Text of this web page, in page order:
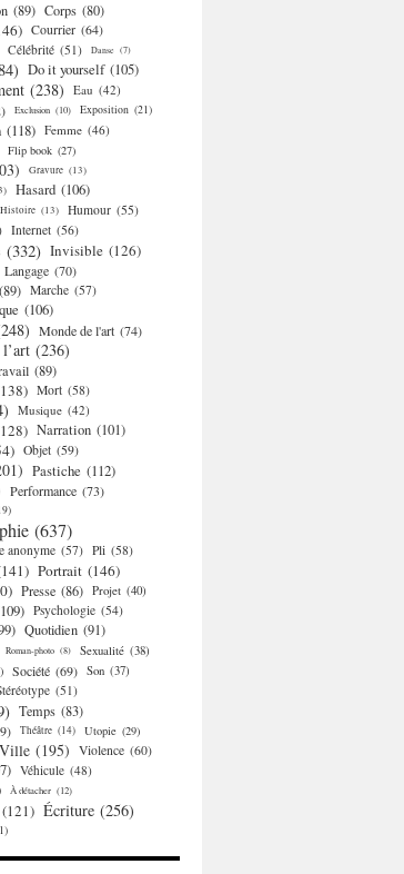
(89) Corps (80)
Courrier (64)
Célébrité (51) Danse (7)
Do it yourself (105)
(238) Eau (42)
Exclusion (10) Exposition (21)
(118) Femme (46)
Flip book (27)
Gravure (13)
Hasard (106)
Histoire (13) Humour (55)
Internet (56)
(332) Invisible (126)
Langage (70)
(89) Marche (57)
(106)
Monde de l'art (74)
(236)
(89)
Mort (58)
Musique (42)
Narration (101)
Objet (59)
Pastiche (112)
Performance (73)
(637)
anonyme (57) Pli (58)
Portrait (146)
Presse (86) Projet (40)
Psychologie (54)
Quotidien (91)
Roman-photo (8) Sexualité (38)
Société (69) Son (37)
(51)
Temps (83)
Théâtre (14) Utopie (29)
Ville (195) Violence (60)
Véhicule (48)
À détacher (12)
(121) Écriture (256)